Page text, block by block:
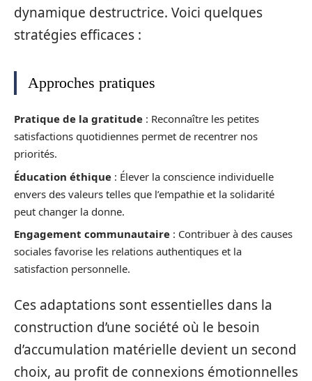
dynamique destructrice. Voici quelques
stratégies efficaces :
Approches pratiques
Pratique de la gratitude : Reconnaître les petites
satisfactions quotidiennes permet de recentrer nos
priorités.
Éducation éthique : Élever la conscience individuelle
envers des valeurs telles que l’empathie et la solidarité
peut changer la donne.
Engagement communautaire : Contribuer à des causes
sociales favorise les relations authentiques et la
satisfaction personnelle.
Ces adaptations sont essentielles dans la
construction d’une société où le besoin
d’accumulation matérielle devient un second
choix, au profit de connexions émotionnelles